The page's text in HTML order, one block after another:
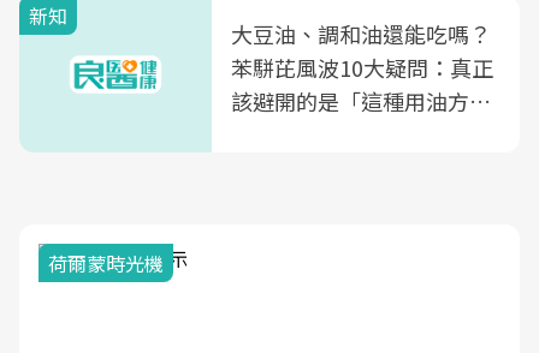
新知
大豆油、調和油還能吃嗎？
苯駢芘風波10大疑問：真正
該避開的是「這種用油方
荷爾蒙時光機